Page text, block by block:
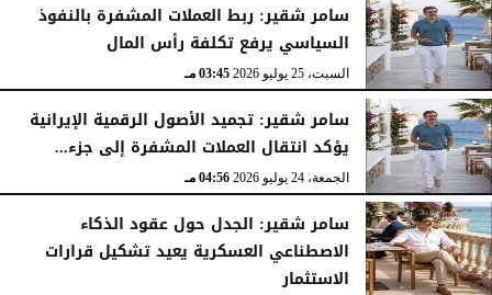
سامر شقير: ربط العملات المشفرة بالنفوذ
السياسي يرفع تكلفة رأس المال
السبت، 25 يوليو 2026 03:45 مـ
سامر شقير: تجميد الأصول الرقمية الإيرانية
يؤكد انتقال العملات المشفرة إلى جزء...
الجمعة، 24 يوليو 2026 04:56 مـ
سامر شقير: الجدل حول عقود الذكاء
الاصطناعي العسكرية يعيد تشكيل قرارات
الاستثمار